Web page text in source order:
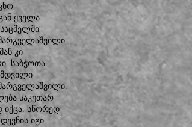
ყველა
კი
საბჭოთა
საკუთარ
იქცა. სწორედ
იგი